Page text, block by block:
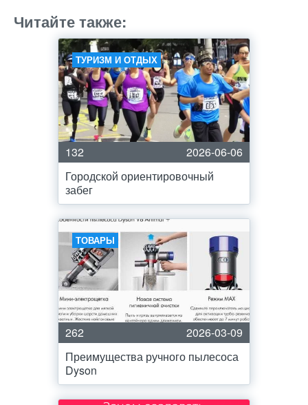
Читайте также:
ТУРИЗМ И ОТДЫХ
132
2026-06-06
Городской ориентировочный
забег
ТОВАРЫ
262
2026-03-09
Преимущества ручного пылесоса
Dyson